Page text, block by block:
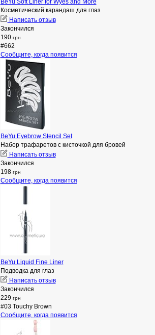
BeYu Soft Liner for Wyes and More
Косметический карандаш для глаз
Написать отзыв
Закончился
190 грн
#662
Сообщите, когда появится
BeYu Eyebrow Stencil Set
Набор трафаретов с кисточкой для бровей
Написать отзыв
Закончился
198 грн
Сообщите, когда появится
BeYu Liquid Fine Liner
Подводка для глаз
Написать отзыв
Закончился
229 грн
#03 Touchy Brown
Сообщите, когда появится